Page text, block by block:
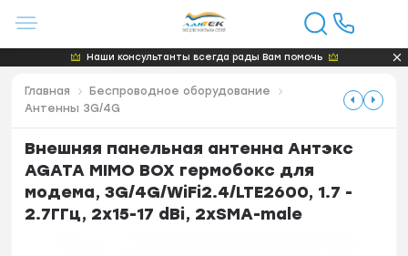
Наши консультанты всегда рады Вам помочь
Главная
Беспроводное оборудование
Антенны 3G/4G
Внешняя панельная антенна Антэкс
AGATA MIMO BOX гермобокс для
модема, 3G/4G/WiFi2.4/LTE2600, 1.7 -
2.7ГГц, 2x15-17 dBi, 2xSMA-male